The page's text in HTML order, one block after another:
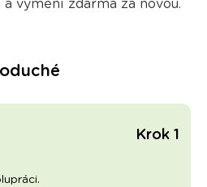
a vymění zdarma za novou.
Krok 1